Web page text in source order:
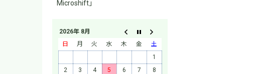
Microshift」
2026年 8月
日
月 火 水 木 金
土
1
2
3 4 5 6 7
8